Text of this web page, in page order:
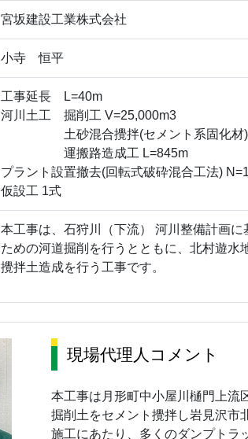
宮坂建設工業株式会社
小寺 恒平
工事延長 L=40m
河川土工 掘削工 V=25,000m3
土砂混合攪拌(セメント系固化材)
運搬路造成工 L=845m
プラント設置撤去(回転式破砕混合工法)
仮設工 1式
本工事は、石狩川（下流） 河川整備計画
ための河道掘削を行うとともに、北村遊水
攪拌土造成を行う工事です。
現場代理人コメント
本工事は月形町中小屋川樋門上流
掘削土をセメント攪拌し岩見沢市
施工にあたり、多くのダンプトラ